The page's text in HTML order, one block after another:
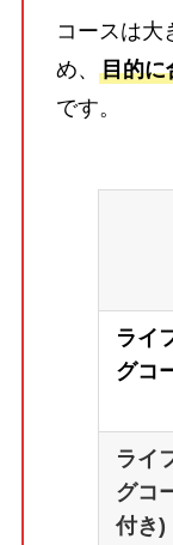
コースは大
め、 目的に
です。
ライ
グコ
ライ
グコ
付き)